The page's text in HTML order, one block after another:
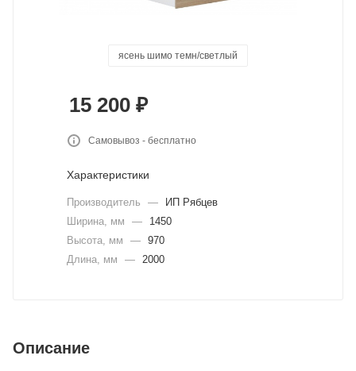
дуб юстус
базальт
цемент
сонома
дуб канадский
венге/дуб выбеленный
ясень шимо темн/светлый
15 200 ₽
Самовывоз - бесплатно
Характеристики
Производитель —
ИП Рябцев
Ширина, мм
—
1450
Высота, мм
— 970
Длина, мм
— 2000
Описание